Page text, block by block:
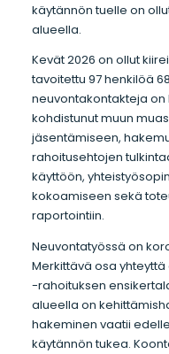
käytännön tuelle on
alueella.
Kevät 2026 on ollut
tavoitettu 97 henkilöä
neuvontakontakteja on
kohdistunut muun
jäsentämiseen,
rahoitusehtojen
käyttöön,
kokoamiseen sekä
raportointiin.
Neuvontatyössä on
Merkittävä osa yhteyttä
-rahoituksen
alueella on
hakeminen vaatii
käytännön tukea.